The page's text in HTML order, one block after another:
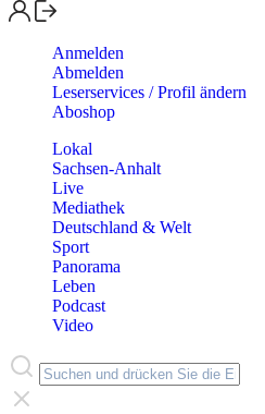
Anmelden
Abmelden
Leserservices / Profil ändern
Aboshop
Lokal
Sachsen-Anhalt
Live
Mediathek
Deutschland & Welt
Sport
Panorama
Leben
Podcast
Video